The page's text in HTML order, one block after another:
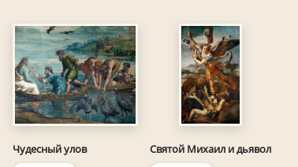
Чудесный улов Святой Михаил и дьявол